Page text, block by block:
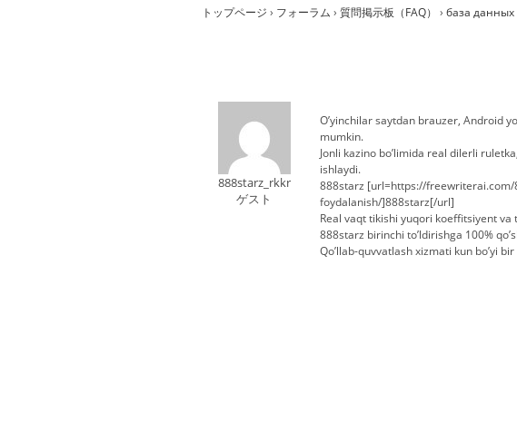
トップページ › フォーラム › 質問掲示板（FAQ） › база данных
888starz_rkkr
ゲスト
O’yinchilar saytdan brauzer, Android
mumkin.
Jonli kazino bo’limida real dilerli
ishlaydi.
888starz [url=https://
foydalanish/]888starz[/url]
Real vaqt tikishi yuqori koeffitsiyent
888starz birinchi to’ldirishga 100%
Qo’llab-quvvatlash xizmati kun bo’yi